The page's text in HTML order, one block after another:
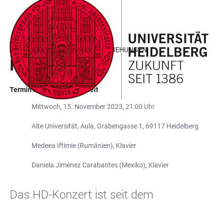
LINKS
ZUR
BARRIEREFREIHEIT
ZUM
HAUPTINHALT
HAUPTNAVIGATION
ÖFFNEN
WEBSEITENSUCHE
ÖFFNEN
DEZERNAT INTERNATIONALE BEZIEHUNGEN
HD-KONZERT
Termin in der Vergangenheit
Mittwoch, 15. November 2023, 21:00 Uhr
Alte Universität, Aula, Grabengasse 1, 69117 Heidelberg
Medeea Iftimie (Rumänien), Klavier
Daniela Jiménez Carabantes (Mexiko), Klavier
Das HD-Konzert ist seit dem